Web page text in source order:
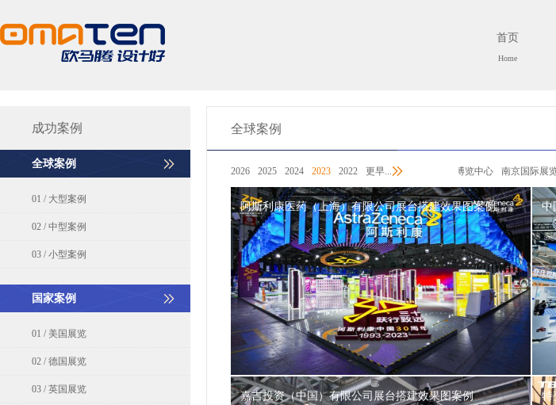
首页
Home
成功案例
全球案例
01 / 大型案例
02 / 中型案例
03 / 小型案例
国家案例
01 / 美国展览
02 / 德国展览
03 / 英国展览
全球案例
2026 2025 2024 2023 2022 更早...
北京国家会议中心 北京展览馆 上海新国际博览中心 南京国际博览中心 南京国际展览中心
安年比(Anhembi)展览中心
美国达拉斯展览中心 西班牙巴塞罗那国际展览馆 英国沃里克郡展
阿斯利康医药（上海）有限公司展台搭建效果图案例 中
嘉吉投资（中国）有限公司展台搭建效果图案例 特